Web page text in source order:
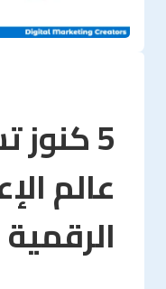
5
عالم
الرقمية